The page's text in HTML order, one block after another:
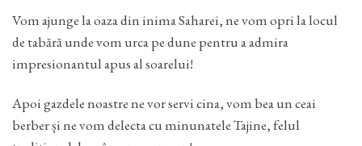
Vom ajunge la oaza din inima Saharei, ne vom opri la locul
de tabără unde vom urca pe dune pentru a admira
impresionantul apus al soarelui!
Apoi gazdele noastre ne vor servi cina, vom bea un ceai
berber și ne vom delecta cu minunatele Tajine, felul